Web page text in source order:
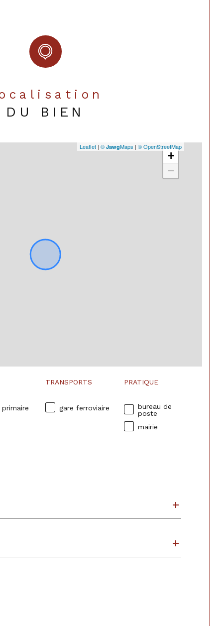
DU BIEN
+
−
Leaflet | © JawgMaps | © OpenStreetMap
TRANSPORTS
gare ferroviaire
PRATIQUE
bureau de
poste
mairie